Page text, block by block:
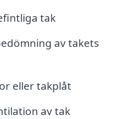
tak
av takets
eller takplåt
av tak